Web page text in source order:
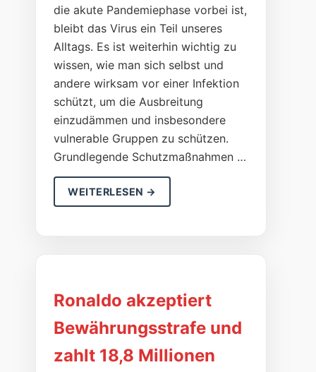
die akute Pandemiephase vorbei ist,
bleibt das Virus ein Teil unseres
Alltags. Es ist weiterhin wichtig zu
wissen, wie man sich selbst und
andere wirksam vor einer Infektion
schützt, um die Ausbreitung
einzudämmen und insbesondere
vulnerable Gruppen zu schützen.
Grundlegende Schutzmaßnahmen …
WEITERLESEN →
Ronaldo akzeptiert
Bewährungsstrafe und
zahlt 18,8 Millionen